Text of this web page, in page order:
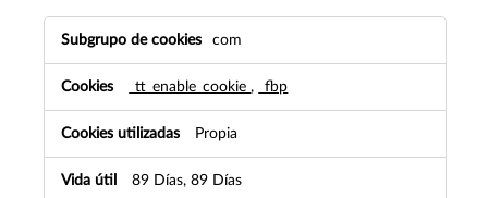
publicitarias
com
_tt_enable_cookie, _fbp
Propia
89 Días, 89 Días